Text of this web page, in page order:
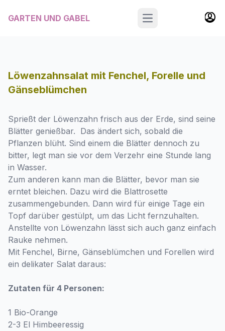
GARTEN UND GABEL Open main menu
Löwenzahnsalat mit Fenchel, Forelle und
Gänseblümchen
Sprießt der Löwenzahn frisch aus der Erde, sind seine
Blätter genießbar. Das ändert sich, sobald die
Pflanzen blüht. Sind einem die Blätter dennoch zu
bitter, legt man sie vor dem Verzehr eine Stunde lang
in Wasser.
Zum anderen kann man die Blätter, bevor man sie
erntet bleichen. Dazu wird die Blattrosette
zusammengebunden. Dann wird für einige Tage ein
Topf darüber gestülpt, um das Licht fernzuhalten.
Anstellte von Löwenzahn lässt sich auch ganz einfach
Rauke nehmen.
Mit Fenchel, Birne, Gänseblümchen und Forellen wird
ein delikater Salat daraus:
Zutaten für 4 Personen:
1 Bio-Orange
2-3 El Himbeeressig